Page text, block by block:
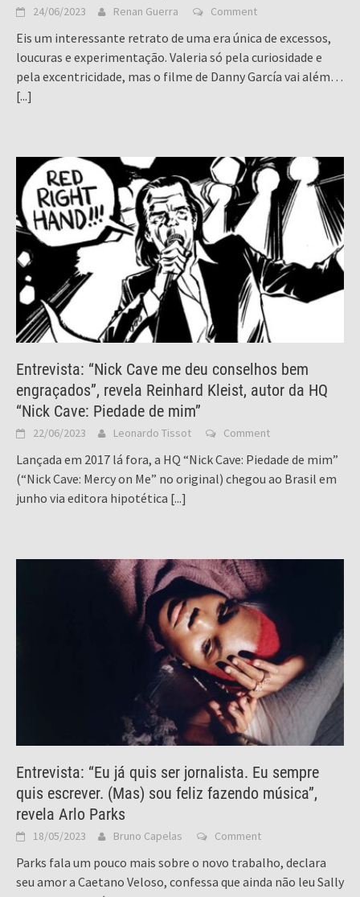
24/06/2023 Renan Guerra Comment
Eis um interessante retrato de uma era única de excessos,
loucuras e experimentação. Valeria só pela curiosidade e
pela excentricidade, mas o filme de Danny García vai além…
[...]
Entrevista: “Nick Cave me deu conselhos bem
engraçados”, revela Reinhard Kleist, autor da HQ
“Nick Cave: Piedade de mim”
22/06/2023 Leonardo Tissot Comment
Lançada em 2017 lá fora, a HQ “Nick Cave: Piedade de mim”
(“Nick Cave: Mercy on Me” no original) chegou ao Brasil em
junho via editora hipotética [...]
Entrevista: “Eu já quis ser jornalista. Eu sempre
quis escrever. (Mas) sou feliz fazendo música”,
revela Arlo Parks
18/05/2023 Bruno Capelas Comment
Parks fala um pouco mais sobre o novo trabalho, declara
seu amor a Caetano Veloso, confessa que ainda não leu Sally